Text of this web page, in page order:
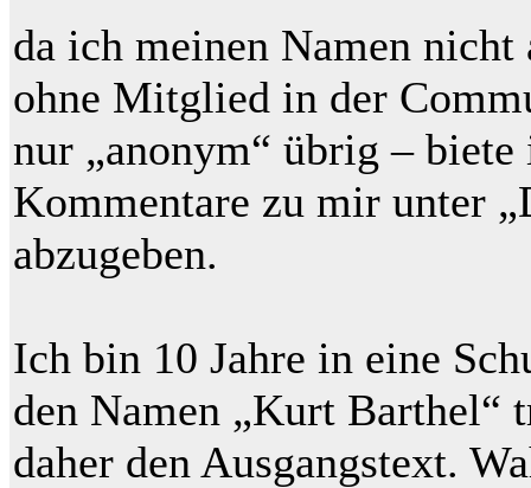
da ich meinen Namen nicht
ohne Mitglied in der
nur „anonym“ übrig – biete
Kommentare zu mir unter
abzugeben.
Ich bin 10 Jahre in eine
den Namen „Kurt Barthel“
daher den Ausgangstext.